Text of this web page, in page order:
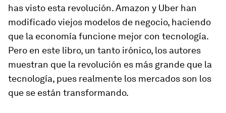
has visto esta revolución. Amazon y Uber han
modificado viejos modelos de negocio, haciendo
que la economía funcione mejor con tecnología.
Pero en este libro, un tanto irónico, los autores
muestran que la revolución es más grande que la
tecnología, pues realmente los mercados son los
que se están transformando.